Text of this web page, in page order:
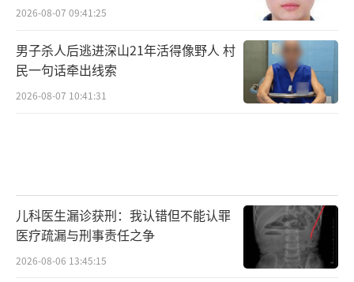
2026-08-07 09:41:25
男子杀人后逃进深山21年活得像野人 村
民一句话牵出线索
2026-08-07 10:41:31
儿科医生漏诊获刑：我认错但不能认罪
医疗疏漏与刑事责任之争
2026-08-06 13:45:15